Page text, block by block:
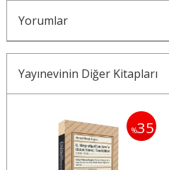
Yorumlar
Yayınevinin Diğer Kitapları
%35